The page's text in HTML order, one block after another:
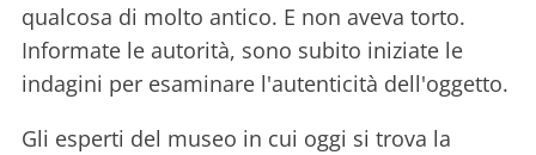
qualcosa di molto antico. E non aveva torto.
Informate le autorità, sono subito iniziate le
indagini per esaminare l'autenticità dell'oggetto.
Gli esperti del museo in cui oggi si trova la